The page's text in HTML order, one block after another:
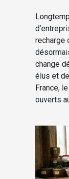
recharge
change
élus et
France,
ouverts